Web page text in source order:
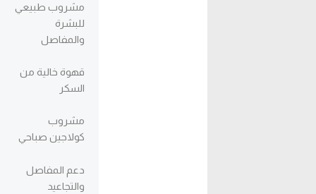
مشروب طبيعي
للبشرة
والمفاصل
قهوة خالية من
السكر
مشروب
كولاجين صباحي
دعم المفاصل
والتجاعيد